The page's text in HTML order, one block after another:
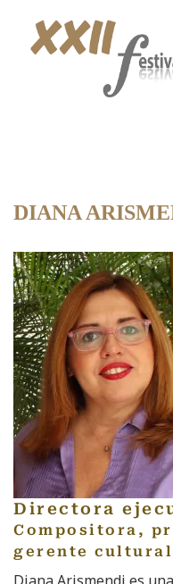
DIANA
Directora
Compositora,
gerente